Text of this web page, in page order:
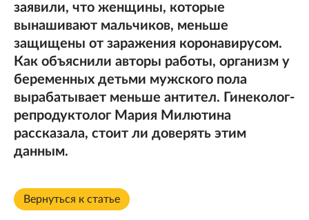
заявили, что женщины, которые
вынашивают мальчиков, меньше
защищены от заражения коронавирусом.
Как объяснили авторы работы, организм у
беременных детьми мужского пола
вырабатывает меньше антител. Гинеколог-
репродуктолог Мария Милютина
рассказала, стоит ли доверять этим
данным.
Вернуться к статье